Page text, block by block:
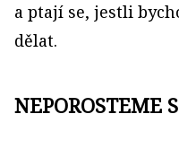
a ptají se, jestli
dělat.
NEPOROSTEME